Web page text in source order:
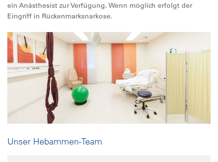
ein Anästhesist zur Verfügung. Wenn möglich erfolgt der
Eingriff in Rückenmarksnarkose.
Unser Hebammen-Team